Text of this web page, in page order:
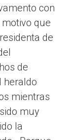
con
que
de
de
heraldo
mientras
muy
la